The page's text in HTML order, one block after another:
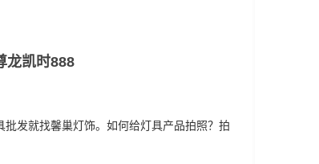
龙凯时888
发就找馨巢灯饰。如何给灯具产品拍照？拍